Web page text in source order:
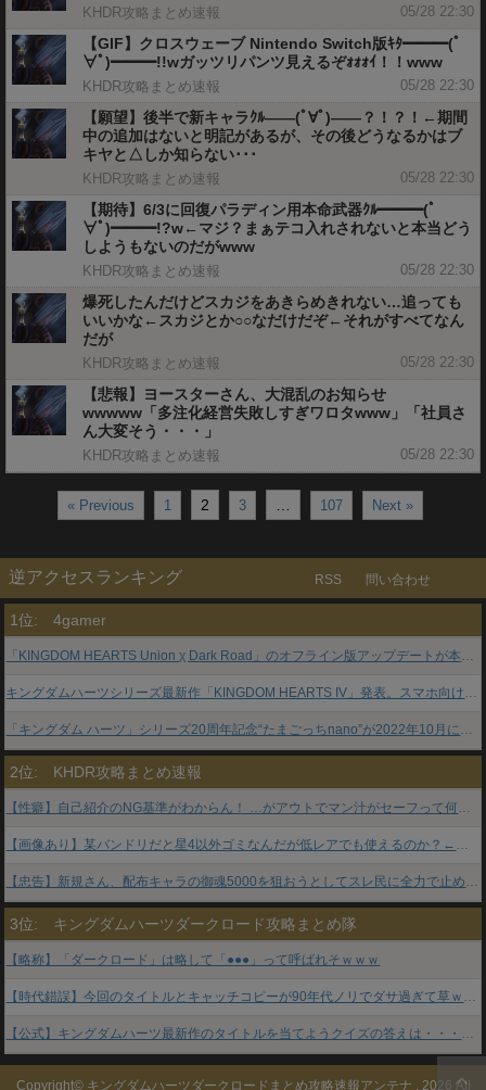
05/28 22:30
KHDR攻略まとめ速報
【GIF】クロスウェーブ Nintendo Switch版ｷﾀ━━━(ﾟ
∀ﾟ)━━━!!wガッツリパンツ見えるぞｫｫｫｲ！！www
05/28 22:30
KHDR攻略まとめ速報
【願望】後半で新キャラｸﾙ――(ﾟ∀ﾟ)――？！？！←期間
中の追加はないと明記があるが、その後どうなるかはブ
キヤと△しか知らない･･･
05/28 22:30
KHDR攻略まとめ速報
【期待】6/3に回復パラディン用本命武器ｸﾙ━━━(ﾟ
∀ﾟ)━━━!?w←マジ？まぁテコ入れされないと本当どう
しようもないのだがwww
05/28 22:30
KHDR攻略まとめ速報
爆死したんだけどスカジをあきらめきれない…追っても
いいかな←スカジとか○○なだけだぞ←それがすべてなん
だが
05/28 22:30
KHDR攻略まとめ速報
【悲報】ヨースターさん、大混乱のお知らせ
wwwww「多注化経営失敗しすぎワロタwww」「社員さ
ん大変そう・・・」
05/28 22:30
KHDR攻略まとめ速報
« Previous 1 2 3 107 Next »
逆アクセスランキング RSS 問い合わせ
1位: 4gamer
「KINGDOM HEARTS Union χ Dark Road」のオフライン版アップデートが本日リリース
キングダムハーツシリーズ最新作「KINGDOM HEARTS IV」発表。スマホ向け「KINGDOM HEARTS Missing-Link」もリリースへ
「キングダム ハーツ」シリーズ20周年記念“たまごっちnano”が2022年10月に発売決定
2位: KHDR攻略まとめ速報
【性癖】自己紹介のNG基準がわからん！ …がアウトでマン汁がセーフって何だよ…←マン汁は公式用語やぞｗｗｗｗｗ
【画像あり】某バンドリだと星4以外ゴミなんだが低レアでも使えるのか？←石温存無課金でもクラウンコンプできる程度のぬるさやぞｗｗｗ
【忠告】新規さん、配布キャラの御魂5000を狙おうとしてスレ民に全力で止められる！何があっても最優先はガチャキャラ御魂と心！！！
3位: キングダムハーツダークロード攻略まとめ隊
【略称】「ダークロード」は略して「●●●」って呼ばれそｗｗｗ
【時代錯誤】今回のタイトルとキャッチコピーが90年代ノリでダサ過ぎて草ｗｗｗ 厨二病卒業しろよ・・・
【公式】キングダムハーツ最新作のタイトルを当てようクイズの答えは・・・正解者はいたかな？
Copyright© キングダムハーツダークロードまとめ攻略速報アンテナ , 2026 All